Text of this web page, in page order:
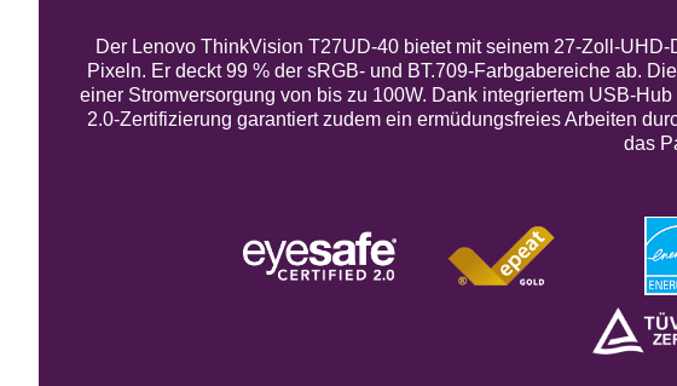
Der Lenovo ThinkVision T27UD-40 bietet mit seinem 27-Zoll-
Pixeln. Er deckt 99 % der sRGB- und BT.709-Farbgabereiche ab.
einer Stromversorgung von bis zu 100W. Dank integriertem USB-
2.0-Zertifizierung garantiert zudem ein ermüdungsfreies Arbeiten
das